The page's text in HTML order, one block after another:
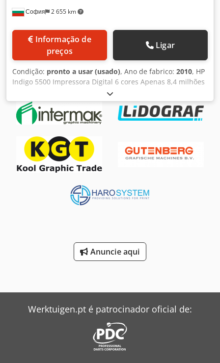
София 2 655 km
preços
Ligar
Condição: pronto a usar (usado), Ano de fabrico: 2010, HP
Indigo 5500 Impressora Digital 6 cores Apenas 8,4 milhões
de impressões Totalmente funcional Inclui resfriador
Disponível para envio imediato, esta HP Indigo 5500 está
em excelente condição de funcionamento Crodpfxsx Hrpqo
Agvef Modelo: HP Indigo 5500 Condição: Totalmente
Anuncie aqui
Werktuigen.pt é patrocinador oficial de: